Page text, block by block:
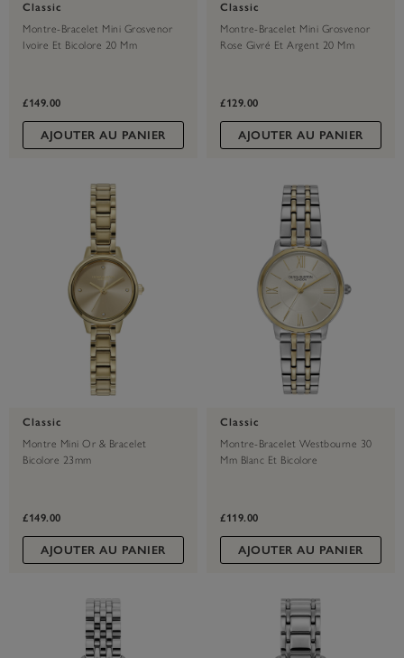
Classic
Montre-Bracelet Mini Grosvenor
Ivoire Et Bicolore 20 Mm
£149.00
AJOUTER AU PANIER
Classic
Montre-Bracelet Mini Grosvenor
Rose Givré Et Argent 20 Mm
£129.00
AJOUTER AU PANIER
Classic
Montre Mini Or & Bracelet
Bicolore 23mm
£149.00
AJOUTER AU PANIER
Classic
Montre-Bracelet Westbourne 30
Mm Blanc Et Bicolore
£119.00
AJOUTER AU PANIER